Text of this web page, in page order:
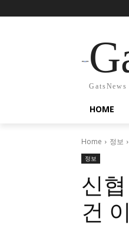
GatsNews
HOME
Home 정보
정보
신
건